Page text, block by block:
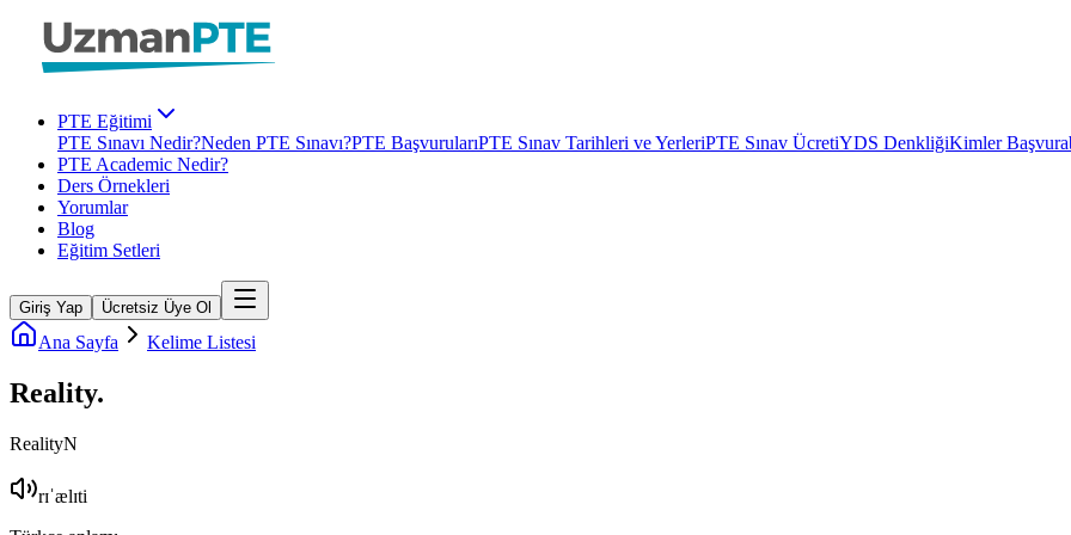
PTE Eğitimi
PTE Sınavı Nedir?Neden PTE Sınavı?PTE BaşvurularıPTE Sınav Tarihleri ve YerleriPTE Sınav ÜcretiYDS DenkliğiKimler
PTE Academic Nedir?
Ders Örnekleri
Yorumlar
Blog
Eğitim Setleri
Giriş Yap Ücretsiz Üye Ol
Ana Sayfa Kelime Listesi
Reality.
RealityN
rɪˈælɪti